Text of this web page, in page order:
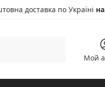
доставка по Україні
Мой